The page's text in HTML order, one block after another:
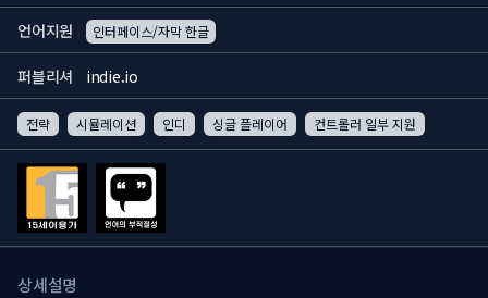
언어지원 인터페이스/자막 한글
퍼블리셔 indie.io
전략 시뮬레이션 인디 싱글 플레이어 컨트롤러 일부 지원
상세설명